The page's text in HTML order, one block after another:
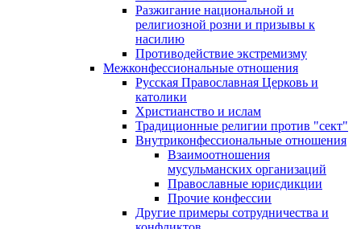
Разжигание национальной и
религиозной розни и призывы к
насилию
Противодействие экстремизму
Межконфессиональные отношения
Русская Православная Церковь и
католики
Христианство и ислам
Традиционные религии против "сект"
Внутриконфессиональные отношения
Взаимоотношения
мусульманских организаций
Православные юрисдикции
Прочие конфессии
Другие примеры сотрудничества и